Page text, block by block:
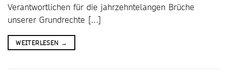
Verantwortlichen für die jahrzehntelangen Brüche
unserer Grundrechte […]
WEITERLESEN →